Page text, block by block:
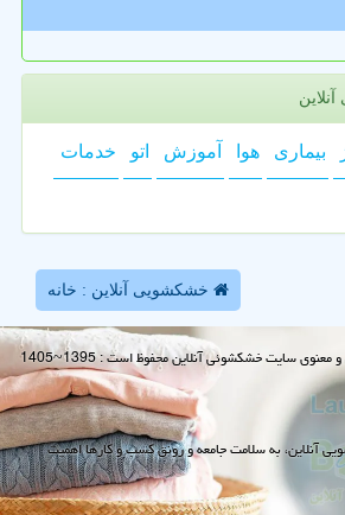
بیماری هوا آموزش اتو خدمات
خشکشویی آنلاین : خانه
آنلاین، به سلامت جامعه و رونق کسب و کارها اهمیت